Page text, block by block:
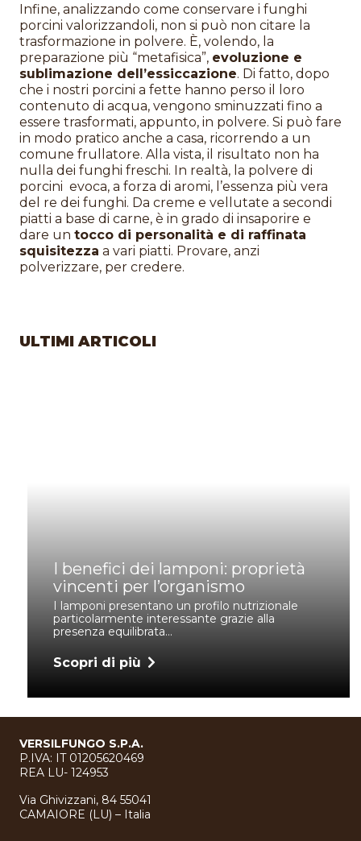
Infine, analizzando come conservare i funghi
porcini valorizzandoli, non si può non citare la
trasformazione in polvere. È, volendo, la
preparazione più “metafisica”, evoluzione e
sublimazione dell’essiccazione. Di fatto, dopo
che i nostri porcini a fette hanno perso il loro
contenuto di acqua, vengono sminuzzati fino a
essere trasformati, appunto, in polvere. Si può fare
in modo pratico anche a casa, ricorrendo a un
comune frullatore. Alla vista, il risultato non ha
nulla dei funghi freschi. In realtà, la polvere di
porcini evoca, a forza di aromi, l’essenza più vera
del re dei funghi. Da creme e vellutate a secondi
piatti a base di carne, è in grado di insaporire e
dare un tocco di personalità e di raffinata
squisitezza a vari piatti. Provare, anzi
polverizzare, per credere.
ULTIMI ARTICOLI
I benefici dei lamponi: proprietà
vincenti per l’organismo
I lamponi presentano un profilo nutrizionale
particolarmente interessante grazie alla
presenza equilibrata…
Scopri di più
VERSILFUNGO S.P.A.
P.IVA: IT 01205620469
REA LU- 124953
Via Ghivizzani, 84 55041
CAMAIORE (LU) – Italia